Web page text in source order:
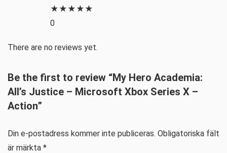
★ ★ ★ ★ ★
0
There are no reviews yet.
Be the first to review “My Hero Academia:
All’s Justice – Microsoft Xbox Series X –
Action”
Din e-postadress kommer inte publiceras. Obligatoriska fält
är märkta *